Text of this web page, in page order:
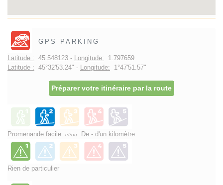
GPS PARKING
Latitude : 45.548123 - Longitude: 1.797659
Latitude : 45°32'53.24" - Longitude: 1°47'51.57"
Préparer votre itinéraire par la route
Promenande facile et/ou De - d'un kilomètre
Rien de particulier